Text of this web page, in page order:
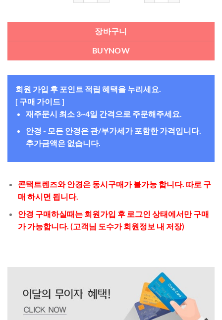
장바구니
BUYNOW
회원 가입 후 포인트 적립 혜택을 누리세요.
[ 구매 가이드 ]
재주문시 최소 3~4일 간격으로 주문해주세요.
안경 - 모든 안경은 관/부가세가 포함한 가격입니다.
추가금액은 없습니다.
콘택트렌즈와 안경은 동시구매가 불가능 합니다. 따로 구
매 하시면 됩니다.
안경 구매하실때는 회원가입 후 로그인 상태에서만 구매
가 가능합니다. (고객님 도수가 회원정보 내 저장)